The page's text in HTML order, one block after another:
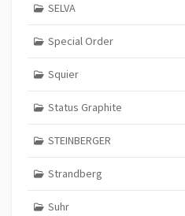
SELVA
Special Order
Squier
Status Graphite
STEINBERGER
Strandberg
Suhr